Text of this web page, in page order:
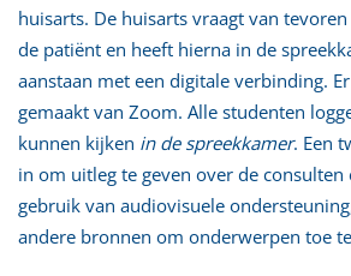
huisarts. De huisarts vraagt van
de patiënt en heeft hierna in de
aanstaan met een digitale verbinding.
gemaakt van Zoom. Alle studenten
kunnen kijken in de spreekkamer. Een
in om uitleg te geven over de
gebruik van audiovisuele
andere bronnen om onderwerpen toe